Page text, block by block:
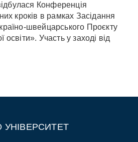
Конференція
кроків в рамках Засідання
швейцарського Проєкту
освіти». Участь у заході від
УНІВЕРСИТЕТ